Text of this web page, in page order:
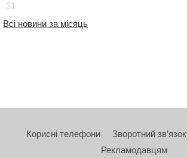
31
Всі новини за місяць
Корисні телефони Зворотний зв’язок
Рекламодавцям